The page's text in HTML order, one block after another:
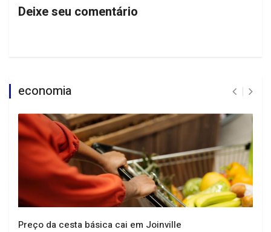
Deixe seu comentário
economia
Preço da cesta básica cai em Joinville